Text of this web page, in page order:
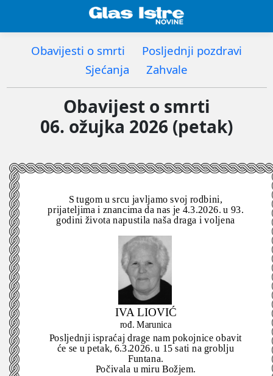
Obavijesti o smrti
Posljednji pozdravi
Sjećanja
Zahvale
Obavijest o smrti
06. ožujka 2026 (petak)
S tugom u srcu javljamo svoj rodbini,
prijateljima i znancima da nas je 4.3.2026. u 93.
godini života napustila naša draga i voljena
IVA LIOVIĆ
rođ. Marunica
Posljednji ispraćaj drage nam pokojnice obavit
će se u petak, 6.3.2026. u 15 sati na groblju
Funtana.
Počivala u miru Božjem.